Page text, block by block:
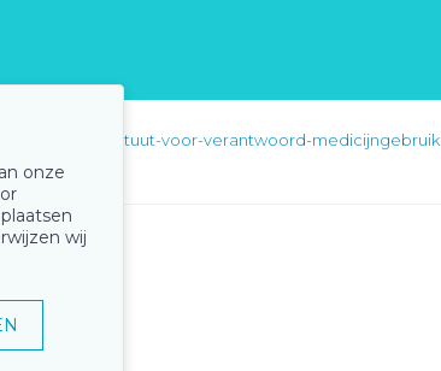
instituut-voor-verantwoord-medicijngebruik
onze
wij